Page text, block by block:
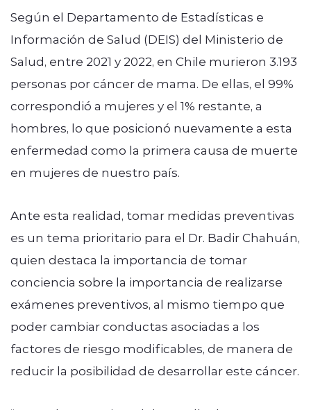
Según el Departamento de Estadísticas e
Información de Salud (DEIS) del Ministerio de
Salud, entre 2021 y 2022, en Chile murieron 3.193
personas por cáncer de mama. De ellas, el 99%
correspondió a mujeres y el 1% restante, a
hombres, lo que posicionó nuevamente a esta
enfermedad como la primera causa de muerte
en mujeres de nuestro país.
Ante esta realidad, tomar medidas preventivas
es un tema prioritario para el Dr. Badir Chahuán,
quien destaca la importancia de tomar
conciencia sobre la importancia de realizarse
exámenes preventivos, al mismo tiempo que
poder cambiar conductas asociadas a los
factores de riesgo modificables, de manera de
reducir la posibilidad de desarrollar este cáncer.